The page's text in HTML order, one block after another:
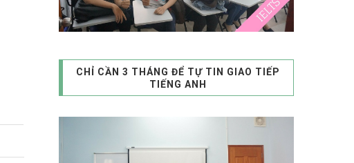
CHỈ CẦN 3 THÁNG ĐỂ TỰ TIN GIAO TIẾP
TIẾNG ANH